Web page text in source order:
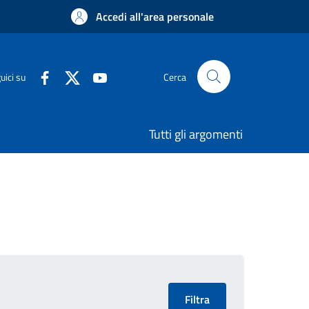
Accedi all'area personale
su Cerca
Tutti gli argomenti